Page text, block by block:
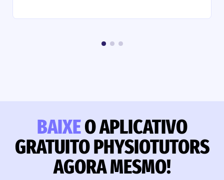
BAIXEO APLICATIVO
GRATUITO PHYSIOTUTORS
AGORA MESMO!